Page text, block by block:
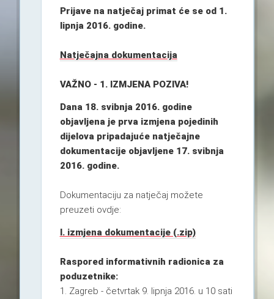
Prijave na natječaj primat će se od 1.
lipnja 2016. godine.
Natječajna dokumentacija
VAŽNO - 1. IZMJENA POZIVA!
Dana 18. svibnja 2016. godine
objavljena je prva izmjena pojedinih
dijelova pripadajuće natječajne
dokumentacije objavljene 17. svibnja
2016. godine.
Dokumentaciju za natječaj možete
preuzeti ovdje:
I. izmjena dokumentacije (.zip)
Raspored informativnih radionica za
poduzetnike:
1. Zagreb - četvrtak 9. lipnja 2016. u 10 sati